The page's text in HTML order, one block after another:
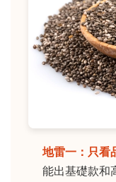
地雷一：只看
能出基礎款和